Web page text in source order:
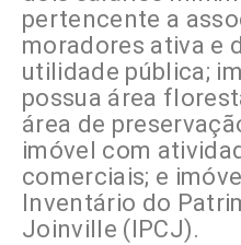
pertencente a
moradores ativa e
utilidade pública;
possua área
área de
imóvel com
comerciais; e
Inventário do
Joinville (IPCJ).